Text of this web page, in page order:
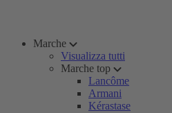
Marche
Visualizza tutti
Marche top
Lancôme
Armani
Kérastase